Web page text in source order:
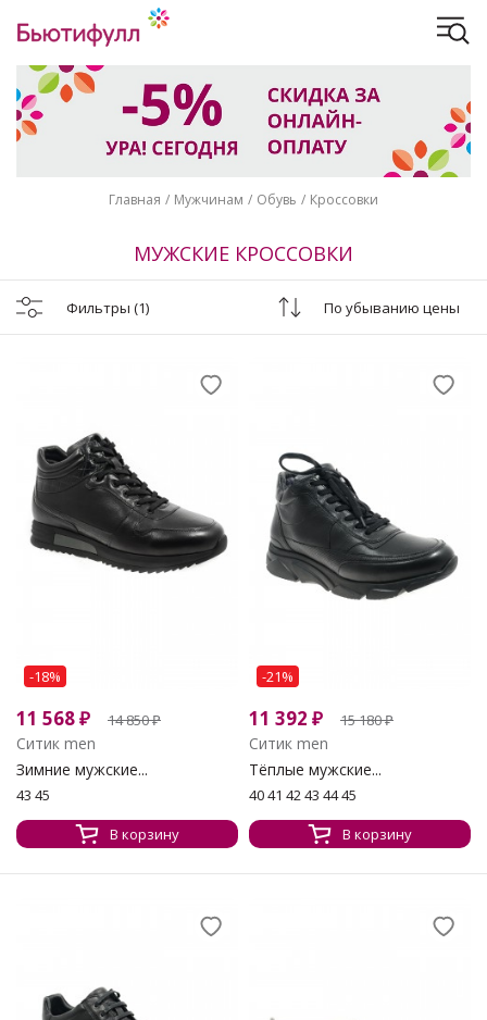
Главная Мужчинам Обувь Кроссовки
МУЖСКИЕ КРОССОВКИ
Фильтры (1) По убыванию цены
-18%
11 568₽ 14 850₽
Ситик men
Зимние мужские...
43 45
В корзину
-21%
11 392 ₽ 15 180₽
Ситик men
Тёплые мужские...
40 41 42 43 44 45
В корзину